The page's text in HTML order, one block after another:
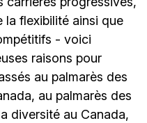
la flexibilité ainsi que
- voici
raisons pour
au palmarès des
au palmarès des
diversité au Canada,